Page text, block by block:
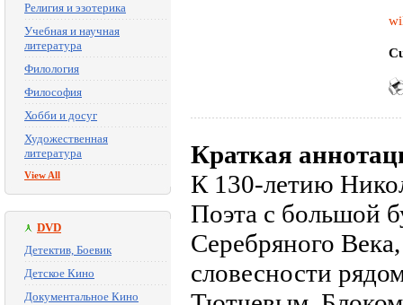
Религия и эзотерика
Учебная и научная
литература
Филология
Философия
Хобби и досуг
Художественная
литература
View All
DVD
Детектив, Боевик
Детское Кино
Документальное Кино
Краткая
К 130-летию
Поэта с большой
Серебряного
словесности